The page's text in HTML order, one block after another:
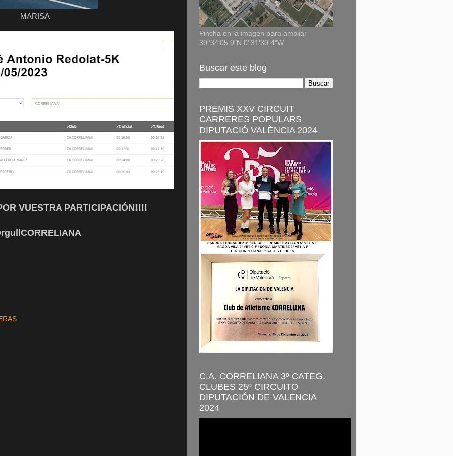
MARISA
VUESTRA PARTICIPACIÓN!!!!
Pincha en la imagen para ampliar
39°34'05.9"N 0°31'30.4"W
Buscar este blog
PREMIS XXV CIRCUIT
CARRERES POPULARS
DIPUTACIÓ VALÈNCIA 2024
C.A. CORRELIANA 3º CATEG.
CLUBES 25º CIRCUITO
DIPUTACIÓN DE VALENCIA
2024